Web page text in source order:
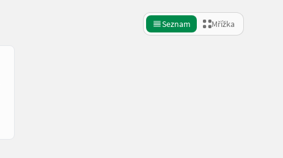
Seznam Mřížka